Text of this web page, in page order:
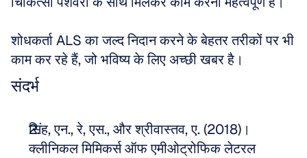
शोधकर्ता ALS का जल्द निदान करने के बेहतर तरीकों पर भी
काम कर रहे हैं, जो भविष्य के लिए अच्छी खबर है।
संदर्भ
सिंह, एन., रे, एस., और श्रीवास्तव, ए. (2018)।
क्लीनिकल मिमिकर्स ऑफ एमीओट्रोफिक लेटरल